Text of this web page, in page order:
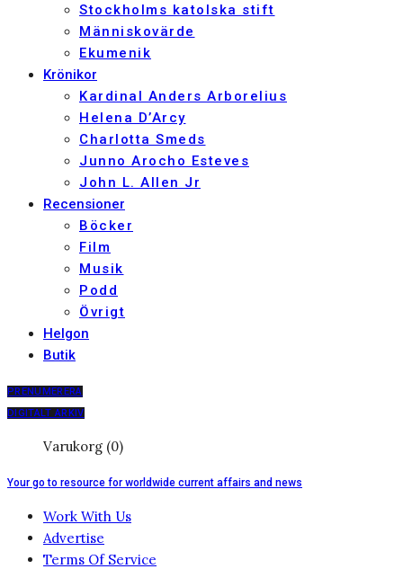
Stockholms katolska stift
Människovärde
Ekumenik
Krönikor
Kardinal Anders Arborelius
Helena D’Arcy
Charlotta Smeds
Junno Arocho Esteves
John L. Allen Jr
Recensioner
Böcker
Film
Musik
Podd
Övrigt
Helgon
Butik
PRENUMERERA
DIGITALT ARKIV
Varukorg (0)
Your go to resource for worldwide current affairs and news
Work With Us
Advertise
Terms Of Service